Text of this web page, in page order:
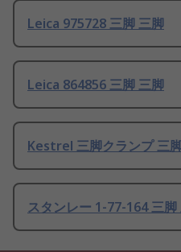
Leica 975728 三脚 三脚
Leica 864856 三脚 三脚
Kestrel 三脚クランプ 三
スタンレー 1-77-164 三